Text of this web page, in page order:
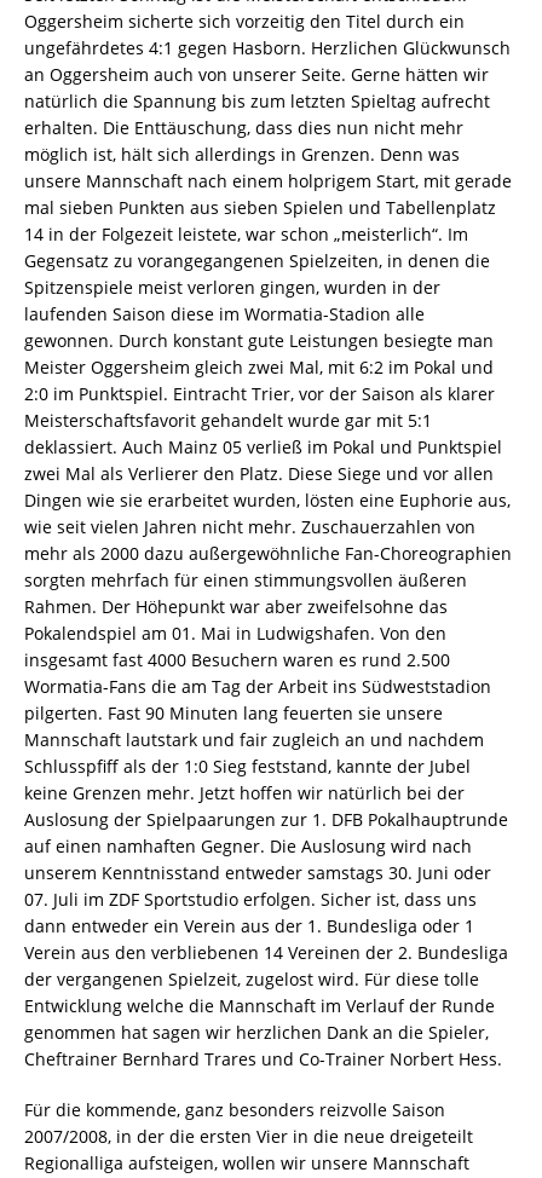
Oggersheim sicherte sich vorzeitig den Titel durch ein
ungefährdetes 4:1 gegen Hasborn. Herzlichen Glückwunsch
an Oggersheim auch von unserer Seite. Gerne hätten wir
natürlich die Spannung bis zum letzten Spieltag aufrecht
erhalten. Die Enttäuschung, dass dies nun nicht mehr
möglich ist, hält sich allerdings in Grenzen. Denn was
unsere Mannschaft nach einem holprigem Start, mit gerade
mal sieben Punkten aus sieben Spielen und Tabellenplatz
14 in der Folgezeit leistete, war schon „meisterlich“. Im
Gegensatz zu vorangegangenen Spielzeiten, in denen die
Spitzenspiele meist verloren gingen, wurden in der
laufenden Saison diese im Wormatia-Stadion alle
gewonnen. Durch konstant gute Leistungen besiegte man
Meister Oggersheim gleich zwei Mal, mit 6:2 im Pokal und
2:0 im Punktspiel. Eintracht Trier, vor der Saison als klarer
Meisterschaftsfavorit gehandelt wurde gar mit 5:1
deklassiert. Auch Mainz 05 verließ im Pokal und Punktspiel
zwei Mal als Verlierer den Platz. Diese Siege und vor allen
Dingen wie sie erarbeitet wurden, lösten eine Euphorie aus,
wie seit vielen Jahren nicht mehr. Zuschauerzahlen von
mehr als 2000 dazu außergewöhnliche Fan-Choreographien
sorgten mehrfach für einen stimmungsvollen äußeren
Rahmen. Der Höhepunkt war aber zweifelsohne das
Pokalendspiel am 01. Mai in Ludwigshafen. Von den
insgesamt fast 4000 Besuchern waren es rund 2.500
Wormatia-Fans die am Tag der Arbeit ins Südweststadion
pilgerten. Fast 90 Minuten lang feuerten sie unsere
Mannschaft lautstark und fair zugleich an und nachdem
Schlusspfiff als der 1:0 Sieg feststand, kannte der Jubel
keine Grenzen mehr. Jetzt hoffen wir natürlich bei der
Auslosung der Spielpaarungen zur 1. DFB Pokalhauptrunde
auf einen namhaften Gegner. Die Auslosung wird nach
unserem Kenntnisstand entweder samstags 30. Juni oder
07. Juli im ZDF Sportstudio erfolgen. Sicher ist, dass uns
dann entweder ein Verein aus der 1. Bundesliga oder 1
Verein aus den verbliebenen 14 Vereinen der 2. Bundesliga
der vergangenen Spielzeit, zugelost wird. Für diese tolle
Entwicklung welche die Mannschaft im Verlauf der Runde
genommen hat sagen wir herzlichen Dank an die Spieler,
Cheftrainer Bernhard Trares und Co-Trainer Norbert Hess.
Für die kommende, ganz besonders reizvolle Saison
2007/2008, in der die ersten Vier in die neue dreigeteilt
Regionalliga aufsteigen, wollen wir unsere Mannschaft